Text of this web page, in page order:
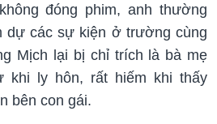
đóng phim, anh thường
dự các sự kiện ở trường cùng
Mịch lại bị chỉ trích là bà mẹ
ly hôn, rất hiếm khi thấy
bên con gái.